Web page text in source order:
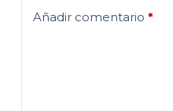
Añadir comentario *